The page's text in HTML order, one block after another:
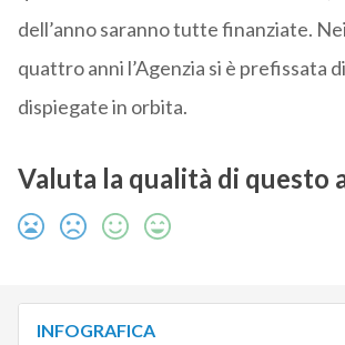
dell’anno saranno tutte finanziate.
quattro anni l’Agenzia si è prefissata
dispiegate in orbita.
Valuta la qualità di questo
INFOGRAFICA